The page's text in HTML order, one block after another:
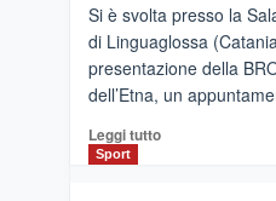
Al
via
i
collegamenti
Si è svolta presso la
di Linguaglossa
presentazione della
dell’Etna, un
Leggi tuttoLeggi
Sport